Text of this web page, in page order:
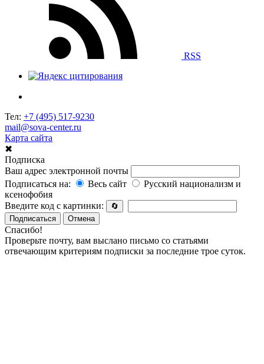
RSS
Тел: +7 (495) 517-9230
mail@sova-center.ru
Карта сайта
✖
Подписка
Ваш адрес электронной почты
Подписаться на:
Весь сайт
Русский национализм и
ксенофобия
Введите код с картинки:
🔄
Подписаться
Отмена
Спасибо!
Проверьте почту, вам выслано письмо со статьями
отвечающим критериям подписки за последние трое суток.